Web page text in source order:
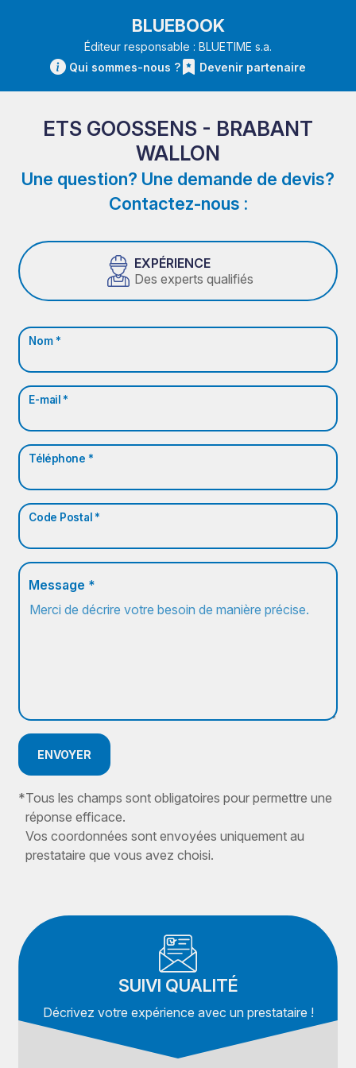
BLUEBOOK
Éditeur responsable : BLUETIME s.a.
Qui sommes-nous ?
Devenir partenaire
ETS GOOSSENS - BRABANT
WALLON
Une question? Une demande de devis?
Contactez-nous :
EXPÉRIENCE
Des experts qualifiés
Nom *
E-mail *
Téléphone *
Code Postal *
Message *
ENVOYER
*Tous les champs sont obligatoires pour permettre une
réponse efficace.
Vos coordonnées sont envoyées uniquement au
prestataire que vous avez choisi.
SUIVI QUALITÉ
Décrivez votre expérience avec un prestataire !